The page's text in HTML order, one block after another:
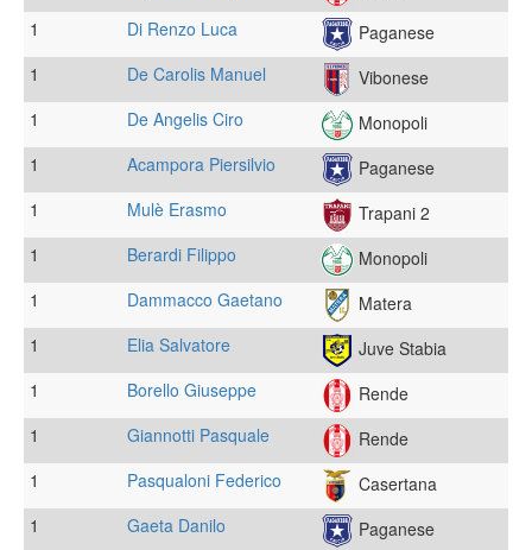
1
Di Renzo Luca
Paganese
1
De Carolis Manuel
Vibonese
1
De Angelis Ciro
Monopoli
1
Acampora Piersilvio
Paganese
1
Mulè Erasmo
Trapani 2
1
Berardi Filippo
Monopoli
1
Dammacco Gaetano
Matera
1
Elia Salvatore
Juve Stabia
1
Borello Giuseppe
Rende
1
Giannotti Pasquale
Rende
1
Pasqualoni Federico
Casertana
1
Gaeta Danilo
Paganese